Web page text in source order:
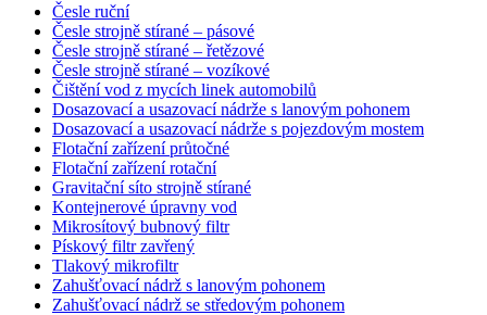
Česle ruční
Česle strojně stírané – pásové
Česle strojně stírané – řetězové
Česle strojně stírané – vozíkové
Čištění vod z mycích linek automobilů
Dosazovací a usazovací nádrže s lanovým pohonem
Dosazovací a usazovací nádrže s pojezdovým mostem
Flotační zařízení průtočné
Flotační zařízení rotační
Gravitační síto strojně stírané
Kontejnerové úpravny vod
Mikrosítový bubnový filtr
Pískový filtr zavřený
Tlakový mikrofiltr
Zahušťovací nádrž s lanovým pohonem
Zahušťovací nádrž se středovým pohonem